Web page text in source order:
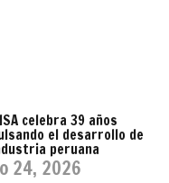
celebra 39 años
el desarrollo de
peruana
24, 2026